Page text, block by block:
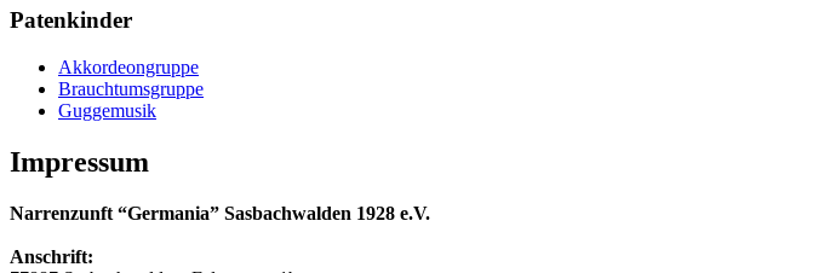
Patenkinder
Akkordeongruppe
Brauchtumsgruppe
Guggemusik
Impressum
Narrenzunft “Germania” Sasbachwalden 1928 e.V.
Anschrift: